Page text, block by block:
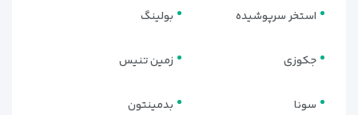
استخر سرپوشیده بولینگ
جکوزی زمین تنیس
سونا بدمینتون